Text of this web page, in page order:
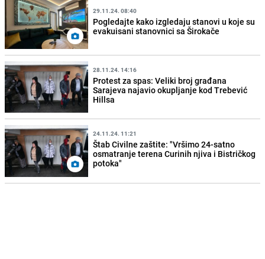
29.11.24. 08:40
Pogledajte kako izgledaju stanovi u koje su
evakuisani stanovnici sa Širokače
28.11.24. 14:16
Protest za spas: Veliki broj građana
Sarajeva najavio okupljanje kod Trebević
Hillsa
24.11.24. 11:21
Štab Civilne zaštite: "Vršimo 24-satno
osmatranje terena Curinih njiva i Bistričkog
potoka"